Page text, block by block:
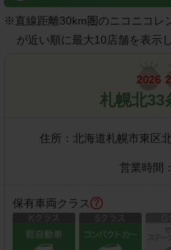
※直線距離30km圏のニコニコレ
が近い順に最大10店舗を表示
札幌北33
住所： 北海道札幌市東区
営業時間：
保有車両クラス